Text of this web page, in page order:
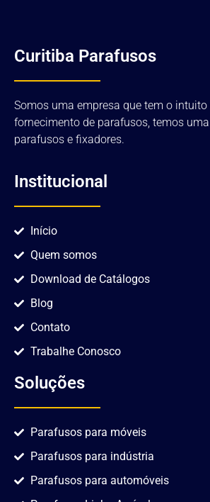
Curitiba Parafusos
Somos uma empresa que tem o
fornecimento de parafusos, temos
parafusos e fixadores.
Institucional
Início
Quem somos
Download de Catálogos
Blog
Contato
Trabalhe Conosco
Soluções
Parafusos para móveis
Parafusos para indústria
Parafusos para automóveis